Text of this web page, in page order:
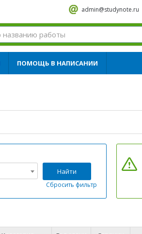
admin@studynote.ru
ПОМОЩЬ В НАПИСАНИИ
Найти
Сбросить фильтр